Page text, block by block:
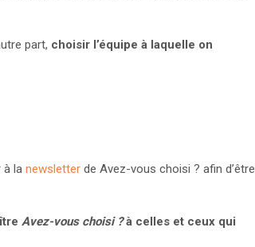
part, choisir l’équipe à laquelle on
à la newsletter de Avez-vous choisi ? afin d’être
Avez-vous choisi ?à celles et ceux qui